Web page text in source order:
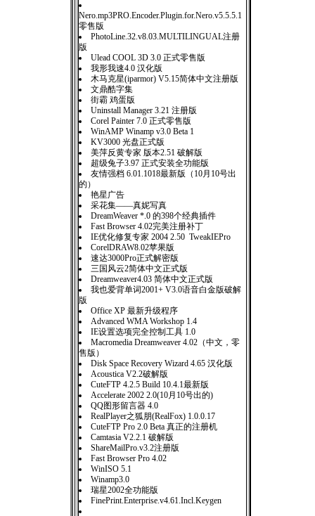
Nero.mp3PRO.Encoder.Plugin.for.Nero.v5.5.5.1
零售版
PhotoLine.32.v8.03.MULTILINGUAL注册
版
Ulead COOL 3D 3.0 正式零售版
我形我速4.0 汉化版
木马克星(iparmor) V5.15简体中文注册版
文鼎酷字集
街霸 鸡蛋版
Uninstall Manager 3.21 注册版
Corel Painter 7.0 正式零售版
WinAMP Winamp v3.0 Beta 1
KV3000 光盘正式版
美萍反黄专家 版本2.51 破解版
超级兔子3.97 正式安装全功能版
友情强档 6.01.1018最新版（10月10号出
的）
艳星广告
采花集——真妮写真
DreamWeaver *.0 的398个经典插件
Fast Browser 4.02完美注册补丁
IE优化修复专家 2004 2.50 TweakIEPro
CorelDRAW8.02苹果版
速达3000Pro正式解密版
三国风云2简体中文正式版
Dreamweaver4.03 简体中文正式版
我也爱背单词2001+ V3.0语音白金版破解
版
Office XP 最新升级程序
Advanced WMA Workshop 1.4
IE设置选项完全控制工具 1.0
Macromedia Dreamweaver 4.02（中文，零
售版）
Disk Space Recovery Wizard 4.65 汉化版
Acoustica V2.2破解版
CuteFTP 4.2.5 Build 10.4.1最新版
Accelerate 2002 2.0(10月10号出的)
QQ图形留言器 4.0
RealPlayer之狐朋(RealFox) 1.0.0.17
CuteFTP Pro 2.0 Beta 真正的注册机
Camtasia V2.2.1 破解版
ShareMailPro.v3.2注册版
Fast Browser Pro 4.02
WinISO 5.1
Winamp3.0
瑞星2002全功能版
FinePrint.Enterprise.v4.61.Incl.Keygen